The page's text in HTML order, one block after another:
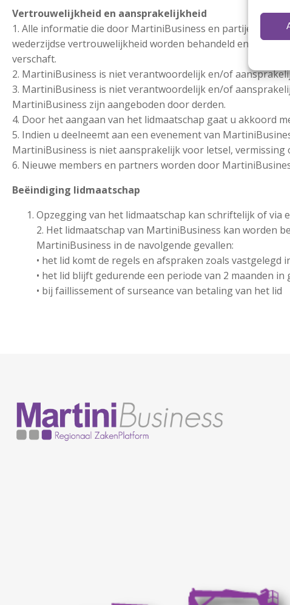
Vertrouwelijkheid en aansprakelijkheid
1. Alle informatie die door MartiniBusiness en partijen die
wederzijdse vertrouwelijkheid worden behandeld en mag
verschaft.
2. MartiniBusiness is niet verantwoordelijk en/of
3. MartiniBusiness is niet verantwoordelijk en/of
MartiniBusiness zijn aangeboden door derden.
4. Door het aangaan van het lidmaatschap gaat u akkoord
5. Indien u deelneemt aan een evenement van
MartiniBusiness is niet aansprakelijk voor letsel,
6. Nieuwe members en partners worden door
Beëindiging lidmaatschap
Opzegging van het lidmaatschap kan schriftelijk of via
2. Het lidmaatschap van MartiniBusiness kan worden
MartiniBusiness in de navolgende gevallen:
• het lid komt de regels en afspraken zoals vastgelegd
• het lid blijft gedurende een periode van 2 maanden
• bij faillissement of surseance van betaling van het lid